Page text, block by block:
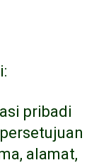
pribadi
alamat,